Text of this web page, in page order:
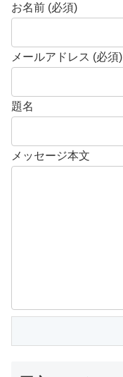
お名前 (必須)
メールアドレス (必須)
題名
メッセージ本文